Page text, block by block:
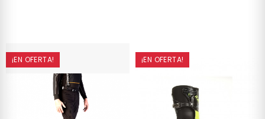
¡EN OFERTA! ¡EN OFERTA!